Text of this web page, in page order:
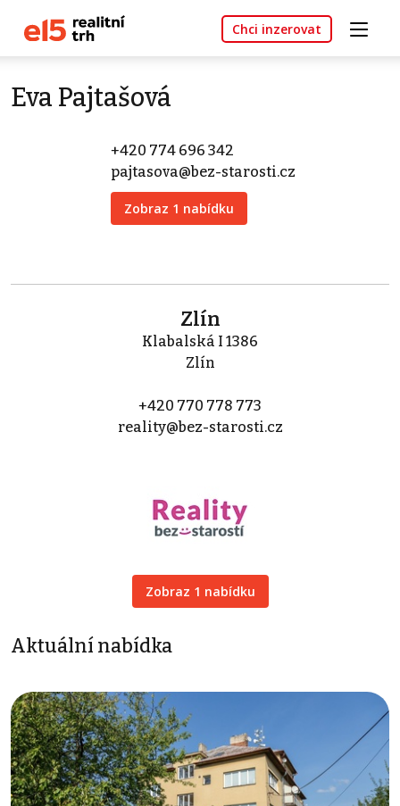
Chci inzerovat
Eva Pajtašová
+420 774 696 342
pajtasova@bez-starosti.cz
Zobraz 1 nabídku
Zlín
Klabalská I 1386
Zlín
+420 770 778 773
reality@bez-starosti.cz
Zobraz 1 nabídku
Aktuální nabídka